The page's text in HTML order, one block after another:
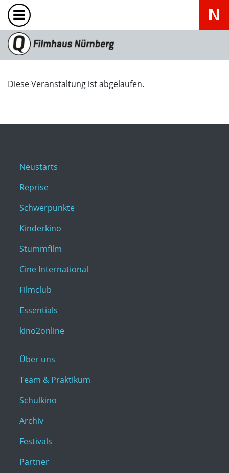
Diese Veranstaltung ist abgelaufen.
Neustarts
Reprise
Schwerpunkte
Kinderkino
Stummfilm
Cine International
Filmclub
Essentials
kino2online
Über uns
Team & Praktikum
Schulkino
Archiv
Festivals
Partner